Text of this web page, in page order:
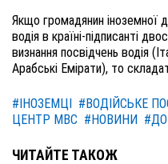
Якщо громадянин іноземної
водія в країні-підписанті
визнання посвідчень водія
Арабські Емірати), то
#ІНОЗЕМЦІ #ВОДІЙСЬКЕ
ЦЕНТР МВС #НОВИНИ
ЧИТАЙТЕ ТАКОЖ